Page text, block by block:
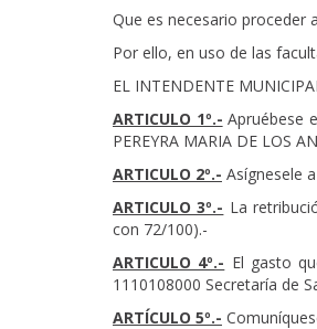
Que es necesario proceder
Por ello, en uso de las
EL INTENDENTE
ARTICULO 1º.- Apruébese
PEREYRA MARIA DE LOS
ARTICULO 2º.- Asígnesele
ARTICULO 3º.- La
con 72/100).-
ARTICULO 4º.- El gasto
1110108000 Secretaría de
ARTÍCULO 5º.-